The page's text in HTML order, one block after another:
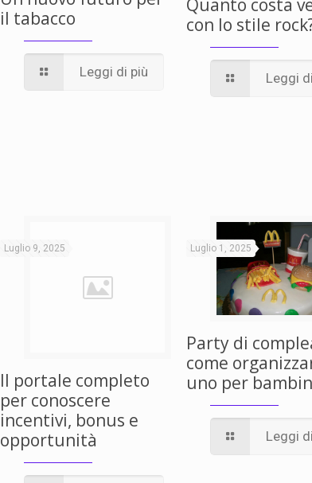
il tabacco
Leggi di più
Quanto costa
con lo stile
Leggi
Luglio 9, 2025
Il portale completo
per conoscere
incentivi, bonus e
opportunità
Luglio 1, 2025
Party di
come
uno per
Leggi